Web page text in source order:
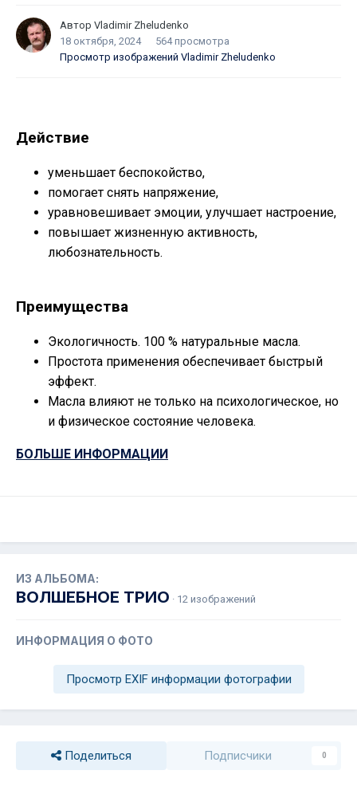
Автор Vladimir Zheludenko
18 октября, 2024
564 просмотра
Просмотр изображений Vladimir Zheludenko
Действие
уменьшает беспокойство,
помогает снять напряжение,
уравновешивает эмоции, улучшает настроение,
повышает жизненную активность,
любознательность.
Преимущества
Экологичность. 100 % натуральные масла.
Простота применения обеспечивает быстрый
эффект.
Масла влияют не только на психологическое, но
и физическое состояние человека.
БОЛЬШЕ ИНФОРМАЦИИ
ИЗ АЛЬБОМА:
ВОЛШЕБНОЕ ТРИО · 12 изображений
ИНФОРМАЦИЯ О ФОТО
Просмотр EXIF информации фотографии
Поделиться Подписчики 0